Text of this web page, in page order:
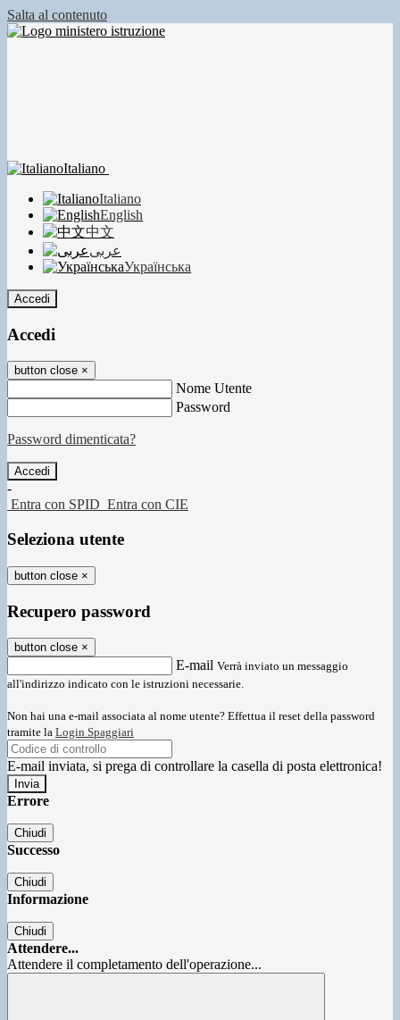
Salta al contenuto
Italiano
Italiano
English
中文
عربى
Українська
Accedi
Accedi
button close ×
Nome Utente
Password
Password dimenticata?
-
Entra con SPID Entra con CIE
Seleziona utente
button close ×
Recupero password
button close ×
E-mail Verrà inviato un messaggio
all'indirizzo indicato con le istruzioni necessarie.
Non hai una e-mail associata al nome utente? Effettua il reset della password
tramite la Login Spaggiari
E-mail inviata, si prega di controllare la casella di posta elettronica!
Errore
Chiudi
Successo
Chiudi
Informazione
Chiudi
Attendere...
Attendere il completamento dell'operazione...